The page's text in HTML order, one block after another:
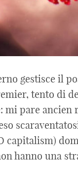
gestisce il
tento di
mi pare ancien
capitalism)
hanno una